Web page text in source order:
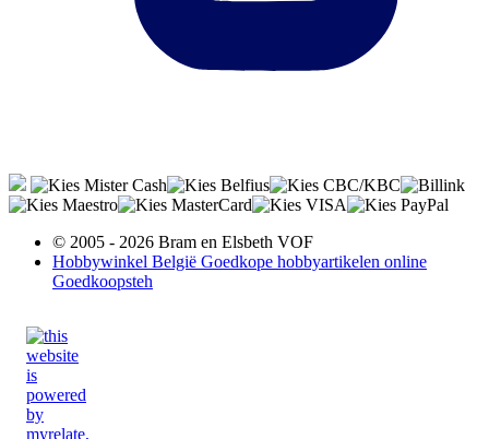
© 2005 - 2026 Bram en Elsbeth VOF
Hobbywinkel België Goedkope hobbyartikelen online
Goedkoopsteh